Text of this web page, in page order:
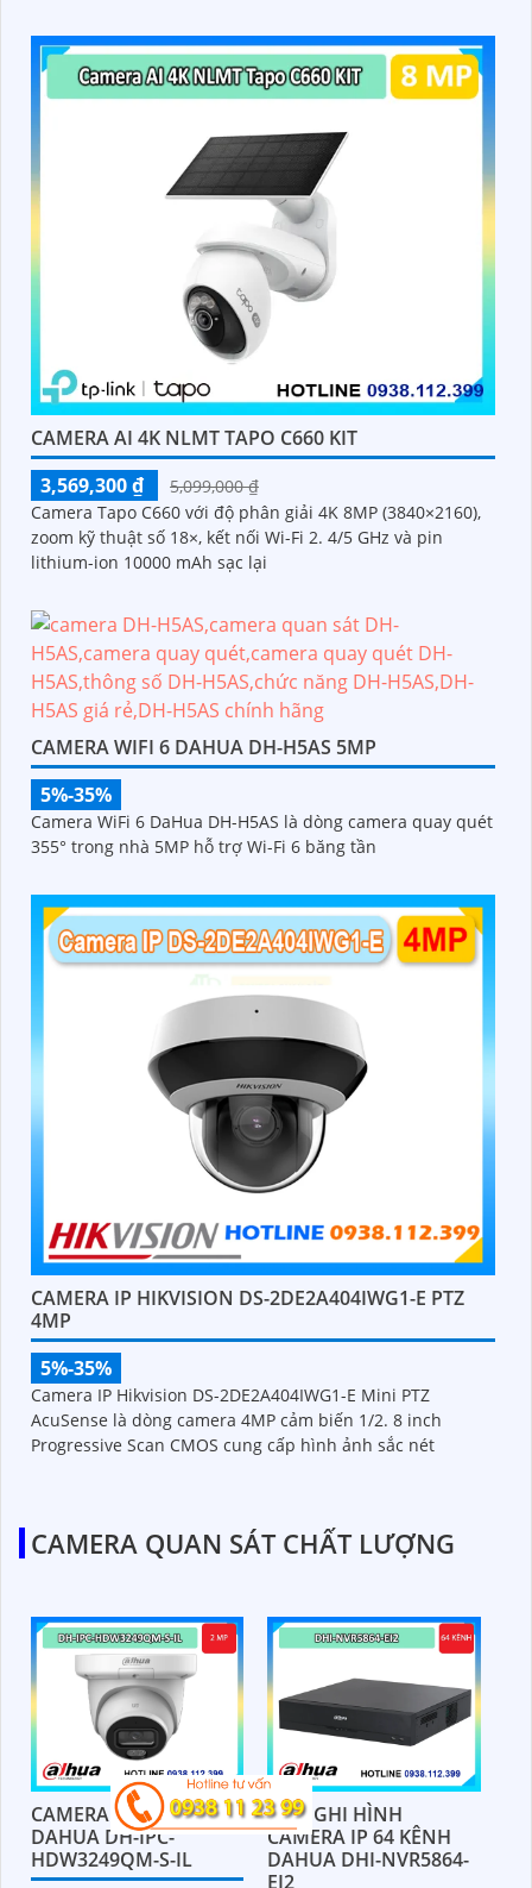
CAMERA AI 4K NLMT TAPO C660 KIT
3,569,300 ₫
5,099,000 ₫
Camera Tapo C660 với độ phân giải 4K 8MP (3840×2160),
zoom kỹ thuật số 18×, kết nối Wi-Fi 2. 4/5 GHz và pin
lithium-ion 10000 mAh sạc lại
CAMERA WIFI 6 DAHUA DH-H5AS 5MP
5%-35%
Camera WiFi 6 DaHua DH-H5AS là dòng camera quay quét
355° trong nhà 5MP hỗ trợ Wi-Fi 6 băng tần
CAMERA IP HIKVISION DS-2DE2A404IWG1-E PTZ
4MP
5%-35%
Camera IP Hikvision DS-2DE2A404IWG1-E Mini PTZ
AcuSense là dòng camera 4MP cảm biến 1/2. 8 inch
Progressive Scan CMOS cung cấp hình ảnh sắc nét
CAMERA QUAN SÁT CHẤT LƯỢNG
CAMERA IP 2MP
DAHUA DH-IPC-
HDW3249QM-S-IL
ĐẦU GHI HÌNH
CAMERA IP 64 KÊNH
DAHUA DHI-NVR5864-
EI2